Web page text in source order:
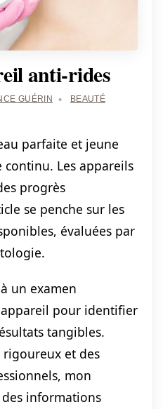
anti-rides
GUÉRIN BEAUTÉ
parfaite et jeune
continu. Les appareils
progrès
se penche sur les
évaluées par
un examen
pour identifier
tangibles.
rigoureux et des
mon
informations